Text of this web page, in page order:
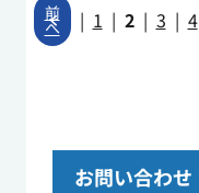
前
へ | 1 | 2 | 3 | 4
お問い合わせ